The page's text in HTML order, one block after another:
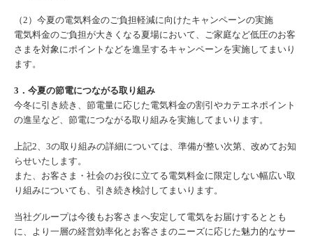
（2）今夏の電気料金のご負担軽減に向けたキャンペーンの実施
電気料金のご負担が大きくなる夏場において、ご家庭など低圧のお客
さまを対象にポイントなどを進呈するキャンペーンを実施してまいり
ます。
3．今夏の節電につながる取り組み
今冬に引き続き、節電量に応じた電気料金の割引やカテエネポイント
の進呈など、節電につながる取り組みを実施してまいります。
上記2、3の取り組みの詳細については、準備が整い次第、改めてお知
らせいたします。
また、お客さま・社会のお役に立てる電気料金に限定しない幅広い取
り組みについても、引き続き検討してまいります。
当社グループは今後もお客さまへ安定して電気をお届けするととも
に、より一層の経営効率化とお客さまのニーズに応じた魅力的なサー